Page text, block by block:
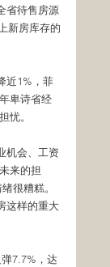
省待售房源
新房库存的
近1%，菲
卑诗省经
忧。
会、工资
来的担
很糟糕。
这样的重大
7.7%，达